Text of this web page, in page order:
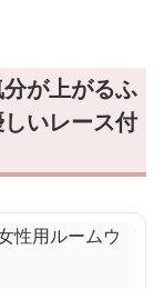
が上がるふ
いレース付